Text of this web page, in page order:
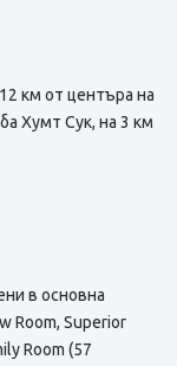
км от центъра на
Хумт Сук, на 3 км
в основна
Room, Superior
Room (57